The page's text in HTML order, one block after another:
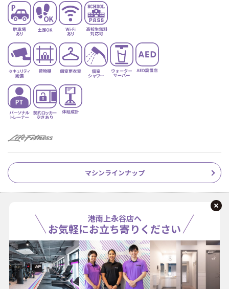
マシンラインナップ
港南上永谷店へ
お気軽にお立ち寄りください